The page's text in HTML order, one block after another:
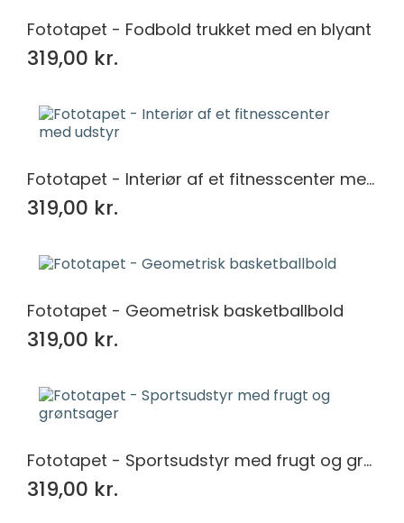
Fototapet - Fodbold trukket med en blyant
319,00 kr.
Fototapet - Interiør af et fitnesscenter med udstyr
319,00 kr.
Fototapet - Geometrisk basketballbold
319,00 kr.
Fototapet - Sportsudstyr med frugt og grøntsager
319,00 kr.